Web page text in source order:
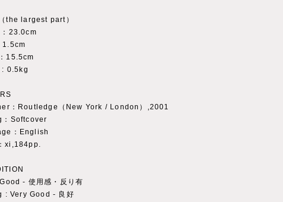
the largest part）
23.0cm
1.5cm
15.5cm
0.5kg
：Routledge（New York / London）,2001
：Softcover
：English
xi,184pp.
- 使用感・反り有
: Very Good - 良好